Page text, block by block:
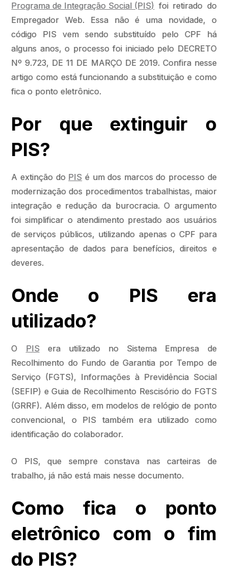
Programa de Integração Social (PIS) foi retirado do
Empregador Web. Essa não é uma novidade, o
código PIS vem sendo substituído pelo CPF há
alguns anos, o processo foi iniciado pelo DECRETO
Nº 9.723, DE 11 DE MARÇO DE 2019. Confira nesse
artigo como está funcionando a substituição e como
fica o ponto eletrônico.
Por que extinguir o
PIS?
A extinção do PIS é um dos marcos do processo de
modernização dos procedimentos trabalhistas, maior
integração e redução da burocracia. O argumento
foi simplificar o atendimento prestado aos usuários
de serviços públicos, utilizando apenas o CPF para
apresentação de dados para benefícios, direitos e
deveres.
Onde o PIS era
utilizado?
O PISera utilizado no Sistema Empresa de
Recolhimento do Fundo de Garantia por Tempo de
Serviço (FGTS), Informações à Previdência Social
(SEFIP) e Guia de Recolhimento Rescisório do FGTS
(GRRF). Além disso, em modelos de relógio de ponto
convencional, o PIS também era utilizado como
identificação do colaborador.
O PIS, que sempre constava nas carteiras de
trabalho, já não está mais nesse documento.
Como fica o ponto
eletrônico com o fim
do PIS?